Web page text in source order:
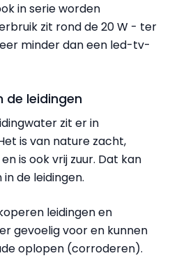
in serie worden
zit rond de 20 W - ter
minder dan een led-tv-
de leidingen
zit er in
is van nature zacht,
is ook vrij zuur. Dat kan
de leidingen.
leidingen en
gevoelig voor en kunnen
oplopen (corroderen).